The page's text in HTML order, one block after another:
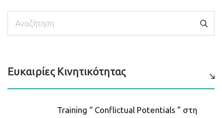
Ευκαιρίες Κινητικότητας
Training “ Conflictual Potentials ” στη